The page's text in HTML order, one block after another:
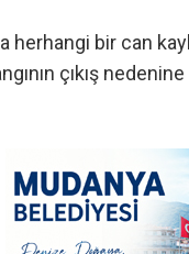
herhangi bir can
çıkış